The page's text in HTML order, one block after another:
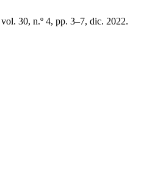
vol. 30, n.º 4, pp. 3–7, dic. 2022.